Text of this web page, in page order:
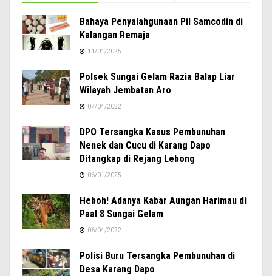
Bahaya Penyalahgunaan Pil Samcodin di
Kalangan Remaja
11/01/2025
Polsek Sungai Gelam Razia Balap Liar
Wilayah Jembatan Aro
07/04/2022
DPO Tersangka Kasus Pembunuhan
Nenek dan Cucu di Karang Dapo
Ditangkap di Rejang Lebong
06/01/2025
Heboh! Adanya Kabar Aungan Harimau di
Paal 8 Sungai Gelam
06/04/2022
Polisi Buru Tersangka Pembunuhan di
Desa Karang Dapo